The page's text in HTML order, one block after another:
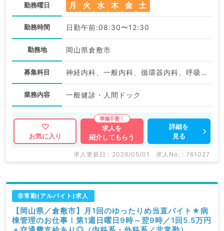
勤務曜日 月 火 水 木 金 土
勤務時間 日勤午前:08:30〜12:30
勤務地 岡山県倉敷市
募集科目 神経内科、一般内科、循環器内科、呼吸器内科、消化器内科、内分泌・代謝内科、腎臓内科、老年内科、血液内科、膠原病科
業務内容 一般健診・人間ドック
お気に入り
求人を
紹介してもらう
詳細を
見る
求人更新日 : 2026/05/01 求人No. : 761027
非常勤(アルバイト)求人
【岡山県／倉敷市】月1回のゆったりめ当直バイト★病
棟管理のお仕事！第1週日曜日9時～翌9時／1回5.5万円